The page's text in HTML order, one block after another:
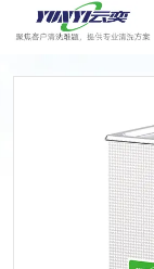
产品中心